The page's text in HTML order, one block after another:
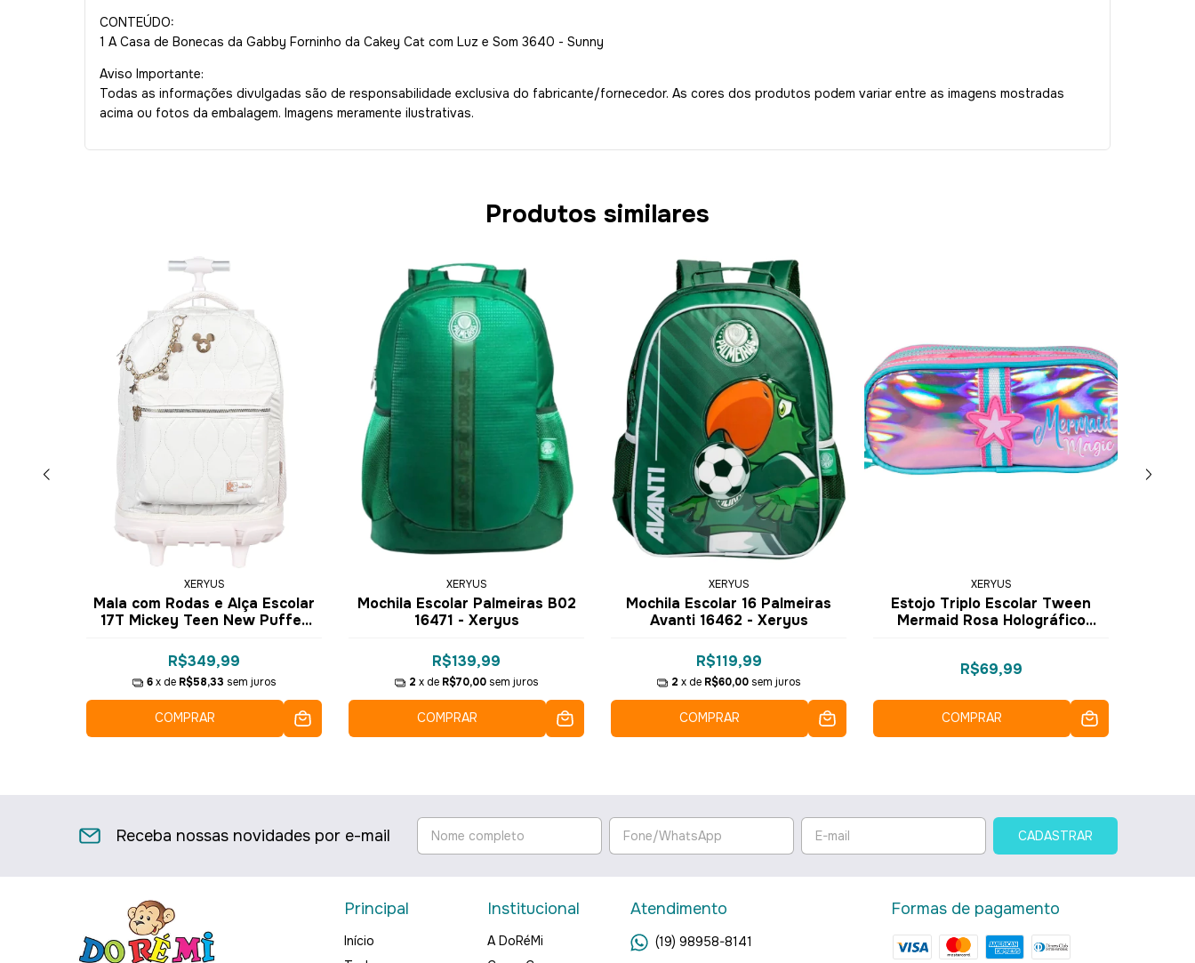
CONTEÚDO:
1 A Casa de Bonecas da Gabby Forninho da Cakey Cat com Luz e Som 3640 - Sunny
Aviso Importante:
Todas as informações divulgadas são de responsabilidade exclusiva do fabricante/fornecedor. As cores dos produtos podem variar entre as imagens mostradas
acima ou fotos da embalagem. Imagens meramente ilustrativas.
Produtos similares
XERYUS
Mala com Rodas e Alça Escolar
17T Mickey Teen New Puffer
R$349,99
6 x de R$58,33 sem juros
COMPRAR
XERYUS
Mochila Escolar Palmeiras B02
16471 - Xeryus
R$139,99
2 x de R$70,00 sem juros
COMPRAR
XERYUS
Mochila Escolar 16 Palmeiras
Avanti 16462 - Xeryus
R$119,99
2 x de R$60,00 sem juros
COMPRAR
XERYUS
Estojo Triplo Escolar Tween
Mermaid Rosa Holográfico
R$69,99
COMPRAR
Receba nossas novidades por e-mail
Principal
Início
Institucional
A DoRéMi
Atendimento
(19) 98958-8141
Formas de pagamento